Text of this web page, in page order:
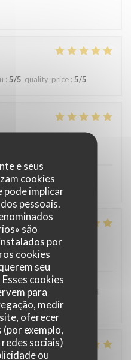
e seus
cookies
pode implicar
pessoais.
são
por
cookies
seu
cookies
para
medir
oferecer
exemplo,
sociais)
ou
: 5/5 quality_price : 5/5
: 4 /5 quality_price
très bonne et bon conseil